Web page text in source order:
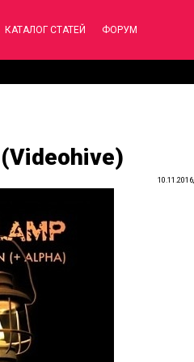
КАТАЛОГ СТАТЕЙ ФОРУМ